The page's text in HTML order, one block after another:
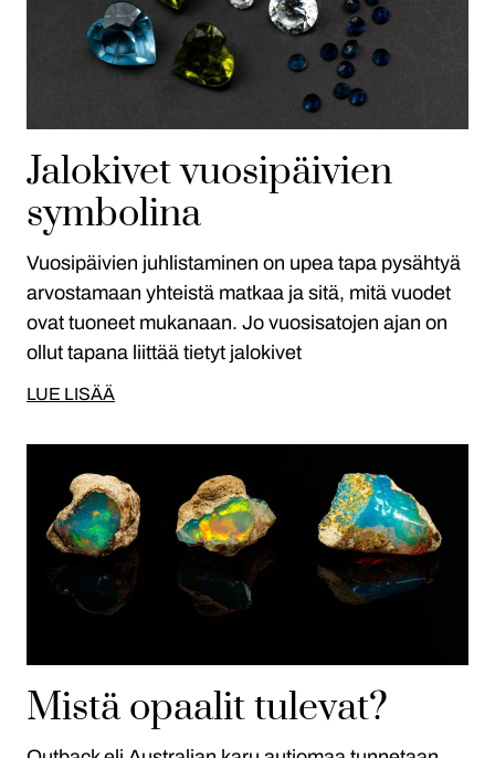
Jalokivet vuosipäivien
symbolina
Vuosipäivien juhlistaminen on upea tapa pysähtyä
arvostamaan yhteistä matkaa ja sitä, mitä vuodet
ovat tuoneet mukanaan. Jo vuosisatojen ajan on
ollut tapana liittää tietyt jalokivet
LUE LISÄÄ
Mistä opaalit tulevat?